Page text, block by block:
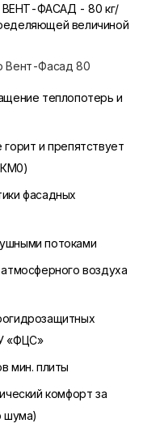
ВЕНТ-ФАСАД - 80 кг/
величиной
Вент-Фасад 80
теплопотерь и
и препятствует
фасадных
потоками
воздуха
«ФЦС»
мин. плиты
комфорт за
шума)